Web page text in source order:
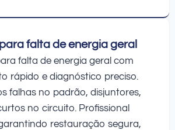
falta de energia geral
falta de energia geral com
rápido e diagnóstico preciso.
falhas no padrão, disjuntores,
no circuito. Profissional
restauração segura,